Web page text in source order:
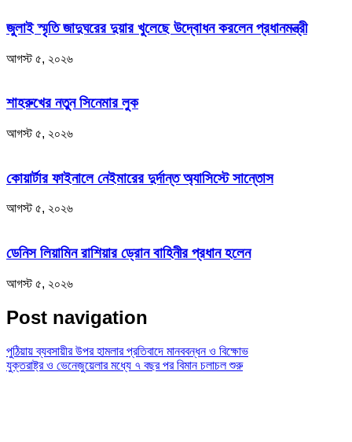
জুলাই স্মৃতি জাদুঘরের দুয়ার খুলেছে উদ্বোধন করলেন প্রধানমন্ত্রী
আগস্ট ৫, ২০২৬
শাহরুখের নতুন সিনেমার লুক
আগস্ট ৫, ২০২৬
কোয়ার্টার ফাইনালে নেইমারের দুর্দান্ত অ্যাসিস্টে সান্তোস
আগস্ট ৫, ২০২৬
ডেনিস লিয়ামিন রাশিয়ার ড্রোন বাহিনীর প্রধান হলেন
আগস্ট ৫, ২০২৬
Post navigation
পুঠিয়ায় ব্যবসায়ীর উপর হামলার প্রতিবাদে মানববন্ধন ও বিক্ষোভ
যুক্তরাষ্ট্র ও ভেনেজুয়েলার মধ্যে ৭ বছর পর বিমান চলাচল শুরু